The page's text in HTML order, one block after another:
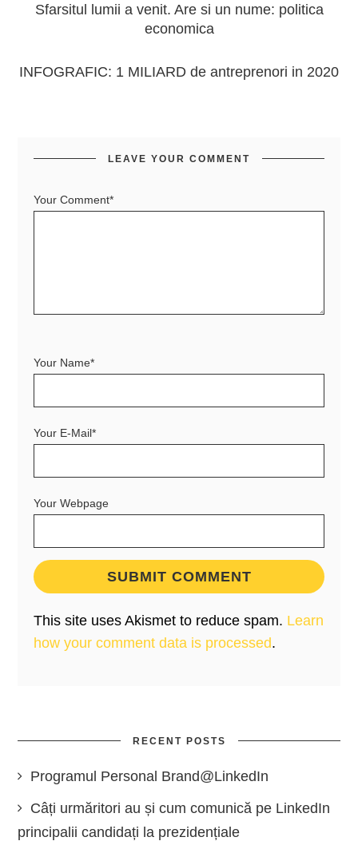
Sfarsitul lumii a venit. Are si un nume: politica
economica
INFOGRAFIC: 1 MILIARD de antreprenori in 2020
LEAVE YOUR COMMENT
Your Comment*
Your Name*
Your E-Mail*
Your Webpage
This site uses Akismet to reduce spam. Learn
how your comment data is processed.
RECENT POSTS
Programul Personal Brand@LinkedIn
Câți urmăritori au și cum comunică pe LinkedIn
principalii candidați la prezidențiale